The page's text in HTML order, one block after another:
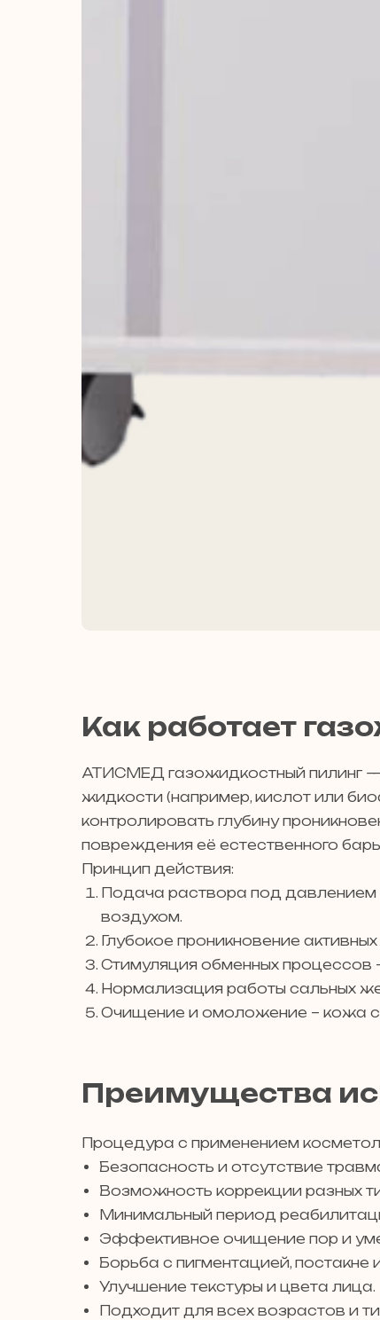
Как работает
АТИСМЕД газожидкостный пилинг —
жидкости (например, кислот или
контролировать глубину
повреждения её естественного
Принцип действия:
Подача раствора под давлением
воздухом.
Глубокое проникновение
Стимуляция обменных процессов
Нормализация работы сальных
Очищение и омоложение – кожа
Преимущества
Процедура с применением
Безопасность и отсутствие
Возможность коррекции разных
Минимальный период
Эффективное очищение пор и
Борьба с пигментацией, постакне
Улучшение текстуры и цвета лица.
Подходит для всех возрастов и